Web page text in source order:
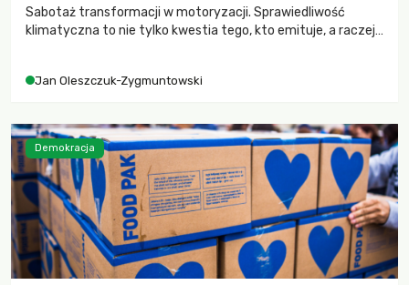
Sabotaż transformacji w motoryzacji. Sprawiedliwość
klimatyczna to nie tylko kwestia tego, kto emituje, a raczej
Jan Oleszczuk-Zygmuntowski
Demokracja